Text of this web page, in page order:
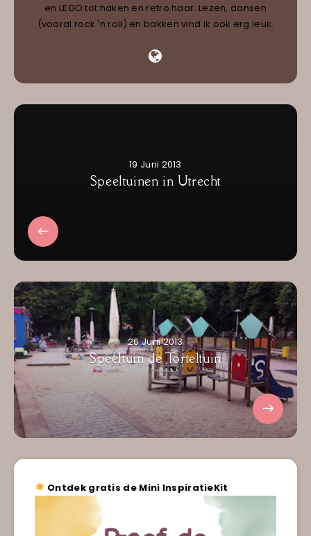
en LEGO tot haken en retro haar. Lezen, dansen
(vooral rock 'n roll) en bakken vind ik ook erg leuk.
19 Juni 2013
Speeltuinen in Utrecht
26 Juni 2013
Speeltuin de Torteltuin
Ontdek gratis de Mini InspiratieKit